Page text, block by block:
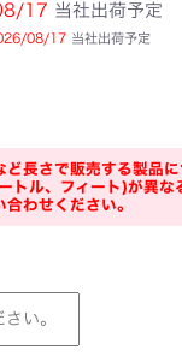
17 当社出荷予定
08/17 当社出荷予定
ど長さで販売する製品
トル、フィート)が異な
わせください。